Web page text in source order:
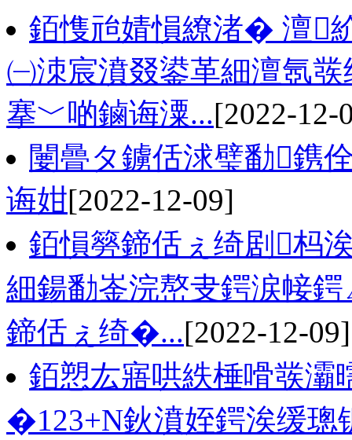
銆愯兘婧愪繚渚� 澶
㈠洓宸濆叕鍙革細澶氬
搴﹀啲鏀诲潥...[2022-12-
闄曡タ鐪佸浗璧勫鎸
诲姏[2022-12-09]
銆愪簩鍗佸ぇ绮剧杩
細鍚勫崟浣嶅叏鍔涙帹
鍗佸ぇ绮�...[2022-12-09]
銆愬厷寤哄紩棰嗗彂灞
�123+N鈥濆姪鍔涘缓璁